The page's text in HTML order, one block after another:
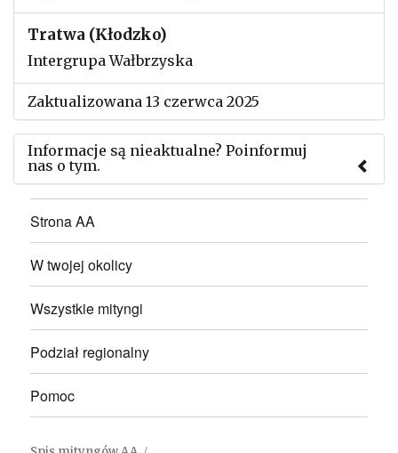
Tratwa (Kłodzko)
Intergrupa Wałbrzyska
Zaktualizowana 13 czerwca 2025
Informacje są nieaktualne? Poinformuj
nas o tym.
Użyj tego formularza aby przesłać informację o
zmianach w powyższym mityngu.
Strona AA
W twojej okolicy
Wszystkie mityngi
Podział regionalny
Pomoc